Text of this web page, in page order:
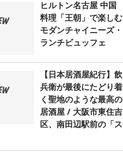
ヒルトン名古屋 中国
料理「王朝」で楽しむ
モダンチャイニーズ・
ランチビュッフェ
【日本居酒屋紀行】飲
兵衛が最後にたどり着
く聖地のような最高の
居酒屋 / 大阪市東住吉
区、南田辺駅前の「ス